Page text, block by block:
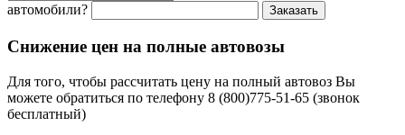
автомобили?
Заказать
Снижение цен на полные автовозы
Для того, чтобы рассчитать цену на полный автовоз Вы
можете обратиться по телефону 8 (800)775-51-65 (звонок
бесплатный)